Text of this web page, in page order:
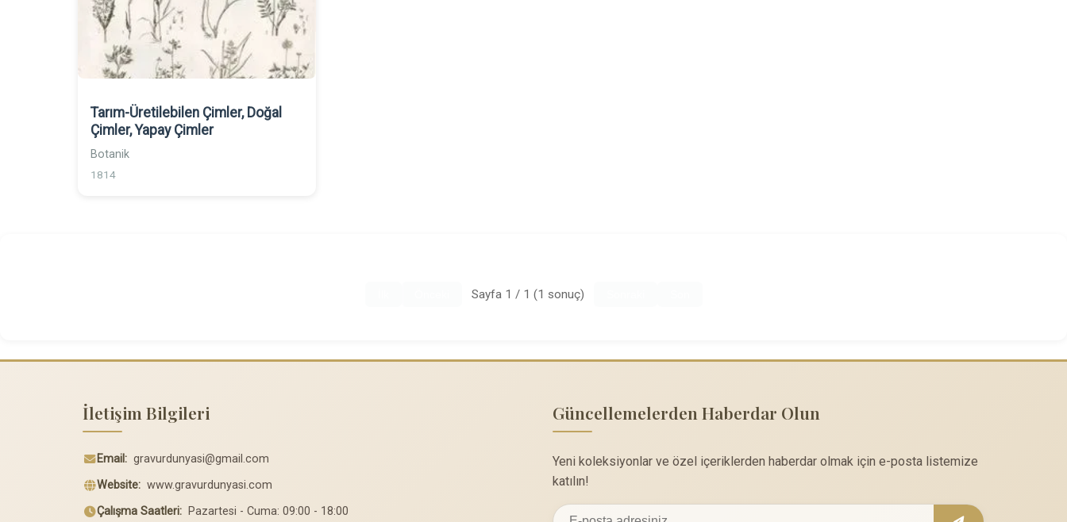
Tarım-Üretilebilen Çimler, Doğal
Çimler, Yapay Çimler
Botanik
1814
Sayfa 1 / 1 (1 sonuç)
İletişim Bilgileri
Email: gravurdunyasi@gmail.com
Website: www.gravurdunyasi.com
Çalışma Saatleri: Pazartesi - Cuma: 09:00 - 18:00
Güncellemelerden Haberdar Olun
Yeni koleksiyonlar ve özel içeriklerden haberdar olmak için e-posta listemize
katılın!